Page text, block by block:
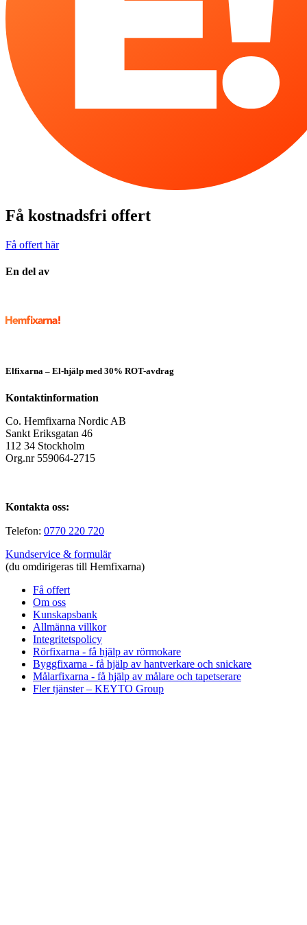
Få kostnadsfri offert
Få offert här
En del av
Elfixarna – El-hjälp med 30% ROT-avdrag
Kontaktinformation
Co. Hemfixarna Nordic AB
Sankt Eriksgatan 46
112 34 Stockholm
Org.nr 559064-2715
Kontakta oss:
Telefon: 0770 220 720
Kundservice & formulär
(du omdirigeras till Hemfixarna)
Få offert
Om oss
Kunskapsbank
Allmänna villkor
Integritetspolicy
Rörfixarna - få hjälp av rörmokare
Byggfixarna - få hjälp av hantverkare och snickare
Målarfixarna - få hjälp av målare och tapetserare
Fler tjänster – KEYTO Group